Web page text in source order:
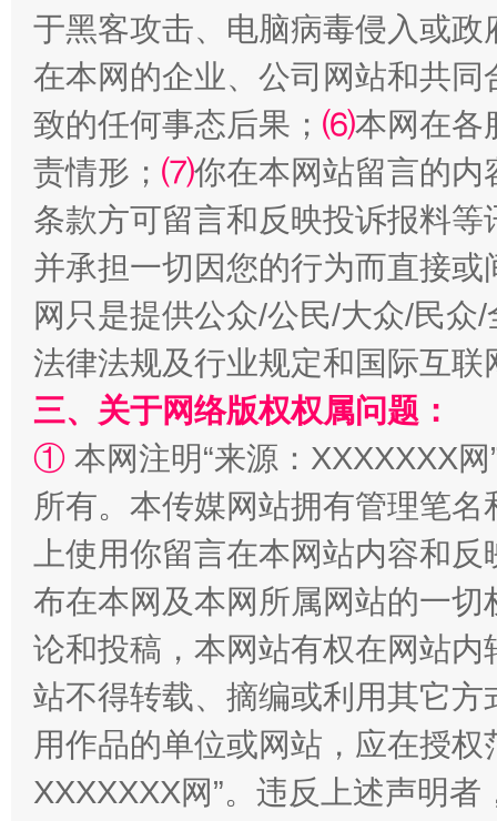
揭批美国五大"原罪" "炒
解纷+调解+退费，一次搞定
站台名比不上好声名
于黑客攻击、电脑病毒侵入或
在本网的企业、公司网站和共
致的任何事态后果； ⑹本网在各
责情形； ⑺你在本网站留言的内
条款方可留言和反映投诉报料
并承担一切因您的行为而直接
网只是提供公众/公民/大众/民
法律法规及行业规定和国际互
三、关于网络版权权属问题：
① 本网注明“来源：XXXXXXX
所有。本传媒网站拥有管理笔
上使用你留言在本网站内容和
布在本网及本网所属网站的一
论和投稿，本网站有权在网站
站不得转载、摘编或利用其它
用作品的单位或网站，应在授
XXXXXXX网”。违反上述声明